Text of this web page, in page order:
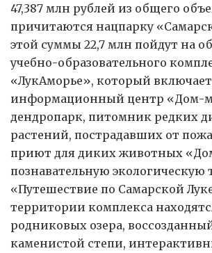
47,387 млн рублей из общего
причитаются нацпарку
этой суммы 22,7 млн пойдут на
учебно-образовательного
«ЛукАморье», который включает
информационный центр «Дом-
дендропарк, питомник редких
растений, пострадавших от
приют для диких животных
познавательную экологическую
«Путешествие по Самарской
территории комплекса
родниковых озера,
каменистой степи,